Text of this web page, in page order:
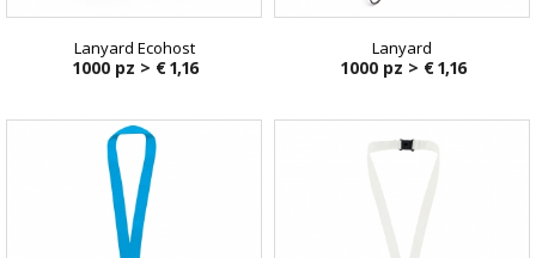
Lanyard Ecohost
1000 pz > € 1,16
Lanyard
1000 pz > € 1,16